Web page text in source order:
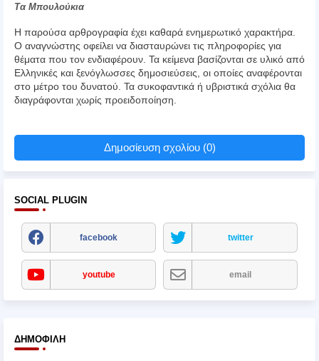
Τα Μπουλούκια
Η παρούσα αρθρογραφία έχει καθαρά ενημερωτικό χαρακτήρα.
Ο αναγνώστης οφείλει να διασταυρώνει τις πληροφορίες για
θέματα που τον ενδιαφέρουν. Τα κείμενα βασίζονται σε υλικό από
Ελληνικές και ξενόγλωσσες δημοσιεύσεις, οι οποίες αναφέρονται
στο μέτρο του δυνατού. Τα συκοφαντικά ή υβριστικά σχόλια θα
διαγράφονται χωρίς προειδοποίηση.
Δημοσίευση σχολίου (0)
SOCIAL PLUGIN
facebook twitter
youtube email
ΔΗΜΟΦΙΛΉ